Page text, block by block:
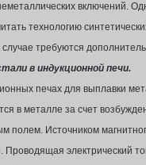
включений.
технологию
случае требуются
в индукционной печи.
печах для выплавки
в металле за счет
полем. Источником
Проводящая электрический